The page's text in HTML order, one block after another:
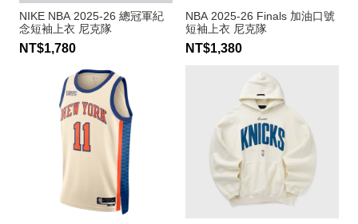
NIKE NBA 2025-26 總冠軍紀
念短袖上衣 尼克隊
NT$1,780
NBA 2025-26 Finals 加油口號
短袖上衣 尼克隊
NT$1,380